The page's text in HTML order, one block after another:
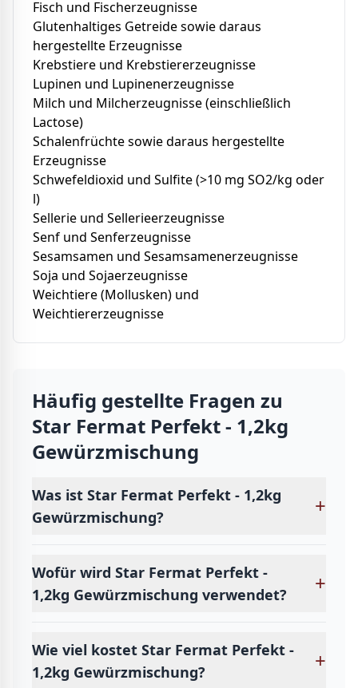
Fisch und Fischerzeugnisse
Glutenhaltiges Getreide sowie daraus
hergestellte Erzeugnisse
Krebstiere und Krebstiererzeugnisse
Lupinen und Lupinenerzeugnisse
Milch und Milcherzeugnisse (einschließlich
Lactose)
Schalenfrüchte sowie daraus hergestellte
Erzeugnisse
Schwefeldioxid und Sulfite (>10 mg SO2/kg oder
l)
Sellerie und Sellerieerzeugnisse
Senf und Senferzeugnisse
Sesamsamen und Sesamsamenerzeugnisse
Soja und Sojaerzeugnisse
Weichtiere (Mollusken) und
Weichtiererzeugnisse
Häufig gestellte Fragen zu
Star Fermat Perfekt - 1,2kg
Gewürzmischung
Was ist Star Fermat Perfekt - 1,2kg
Gewürzmischung?
+
Wofür wird Star Fermat Perfekt -
1,2kg Gewürzmischung verwendet?
+
Wie viel kostet Star Fermat Perfekt -
1,2kg Gewürzmischung?
+